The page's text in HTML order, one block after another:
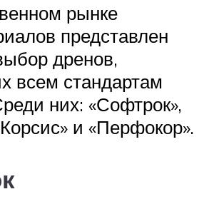
рынке
представлен
дренов,
всем стандартам
них: «Софтрок»,
и «Перфокор».